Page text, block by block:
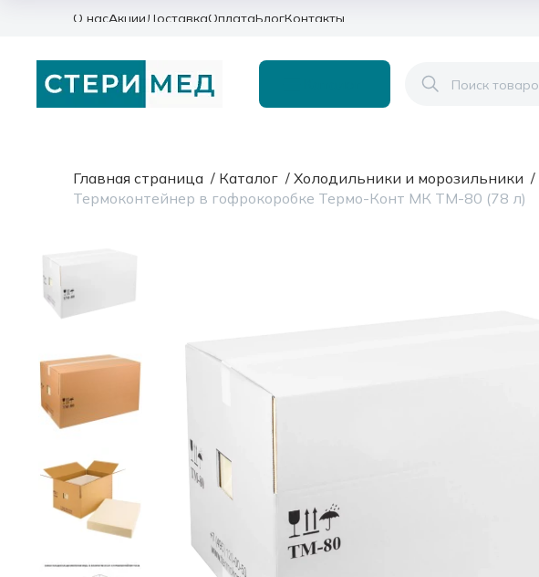
О насАкцииДоставкаОплатаБлогКонтакты
Главная страница / Каталог / Холодильники и морозильники /
Термоконтейнер в гофрокоробке Термо-Конт МК ТМ-80 (78 л)